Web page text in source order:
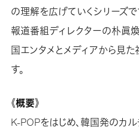
の理解を広げていくシリーズで
報道番組ディレクターの朴眞
国エンタメとメディアから見た
す。
《概要》
K-POPをはじめ、韓国発のカ